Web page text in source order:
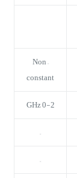
Non –
constant
0-2 GHz
–
–